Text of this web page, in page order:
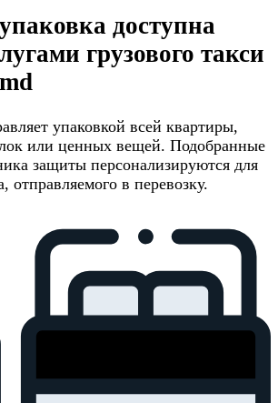
доступна
грузового такси
упаковкой всей квартиры,
или ценных вещей. Подобранные
защиты персонализируются для
отправляемого в перевозку.